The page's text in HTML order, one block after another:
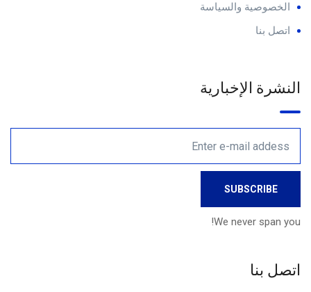
الخصوصية والسياسة
اتصل بنا
النشرة الإخبارية
We never span you!
اتصل بنا